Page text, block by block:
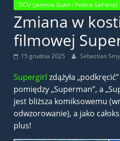
DCU (Jamesa Gunn i Petera Safrana)
Zmiana w
filmowej
15 grudnia 2025 Sebastian
Supergirl zdążyła
pomiędzy „Superman”, a
jest bliższa komiksowemu
odwzorowanie), a jako
plus!